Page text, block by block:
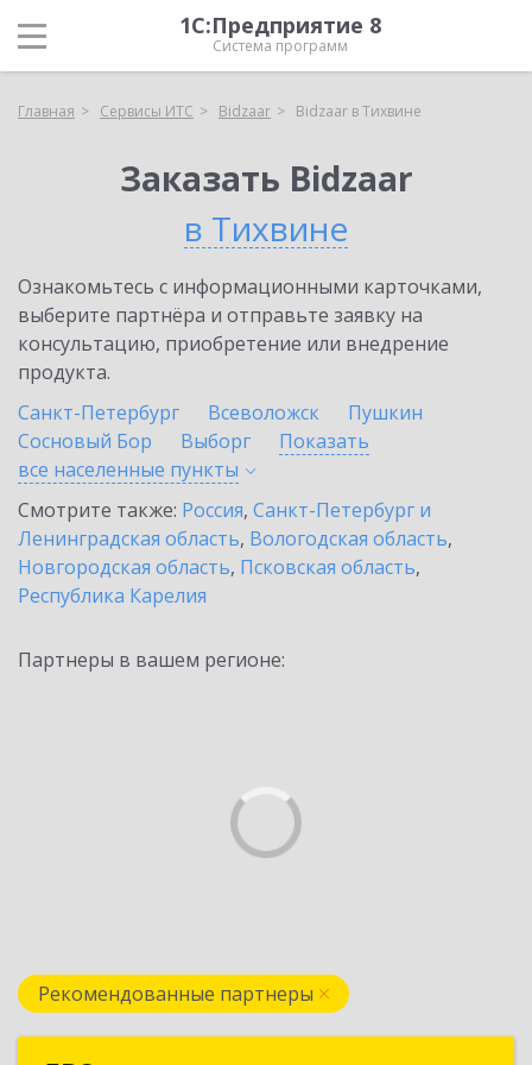
1С:Предприятие 8
Система программ
Главная Сервисы ИТС Bidzaar Bidzaar в Тихвине
Заказать Bidzaar
в Тихвине
Ознакомьтесь с информационными карточками,
выберите партнёра и отправьте заявку на
консультацию, приобретение или внедрение
продукта.
Санкт-Петербург
Всеволожск
Пушкин
Сосновый Бор
Выборг
Показать
все населенные пункты
Смотрите также: Россия, Санкт-Петербург и
Ленинградская область, Вологодская область,
Новгородская область, Псковская область,
Республика Карелия
Партнеры в вашем регионе:
Рекомендованные партнеры